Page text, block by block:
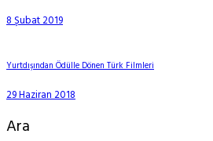
8 Şubat 2019
Yurtdışından Ödülle Dönen Türk Filmleri
29 Haziran 2018
Ara